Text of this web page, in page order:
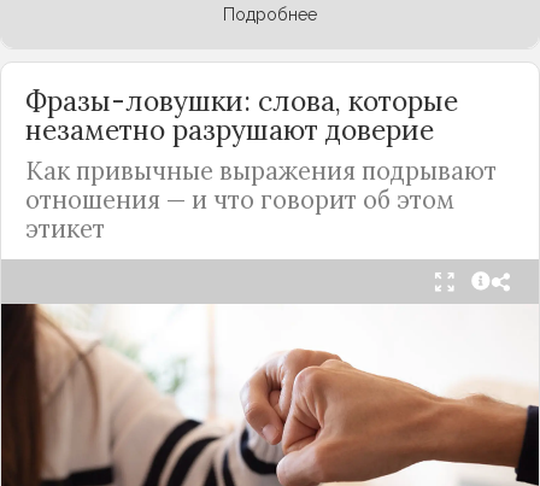
Подробнее
Фразы-ловушки: слова, которые
незаметно разрушают доверие
Как привычные выражения подрывают
отношения — и что говорит об этом
этикет
Мы часто думаем, что доверие рушится из-за
серьёзных предательств. Но на самом деле оно
трещит по швам гораздо раньше — в момент,
когда в разговоре звучит невинная на первый
взгляд фраза. Подробнее об этом рассказывает
«Этикет и психология общения» на Дзене.